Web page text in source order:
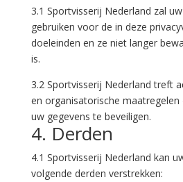
3.1 Sportvisserij Nederland zal
gebruiken voor de in deze
doeleinden en ze niet langer
is.
3.2 Sportvisserij Nederland treft
en organisatorische maatregelen
uw gegevens te beveiligen.
4. Derden
4.1 Sportvisserij Nederland kan
volgende derden verstrekken: